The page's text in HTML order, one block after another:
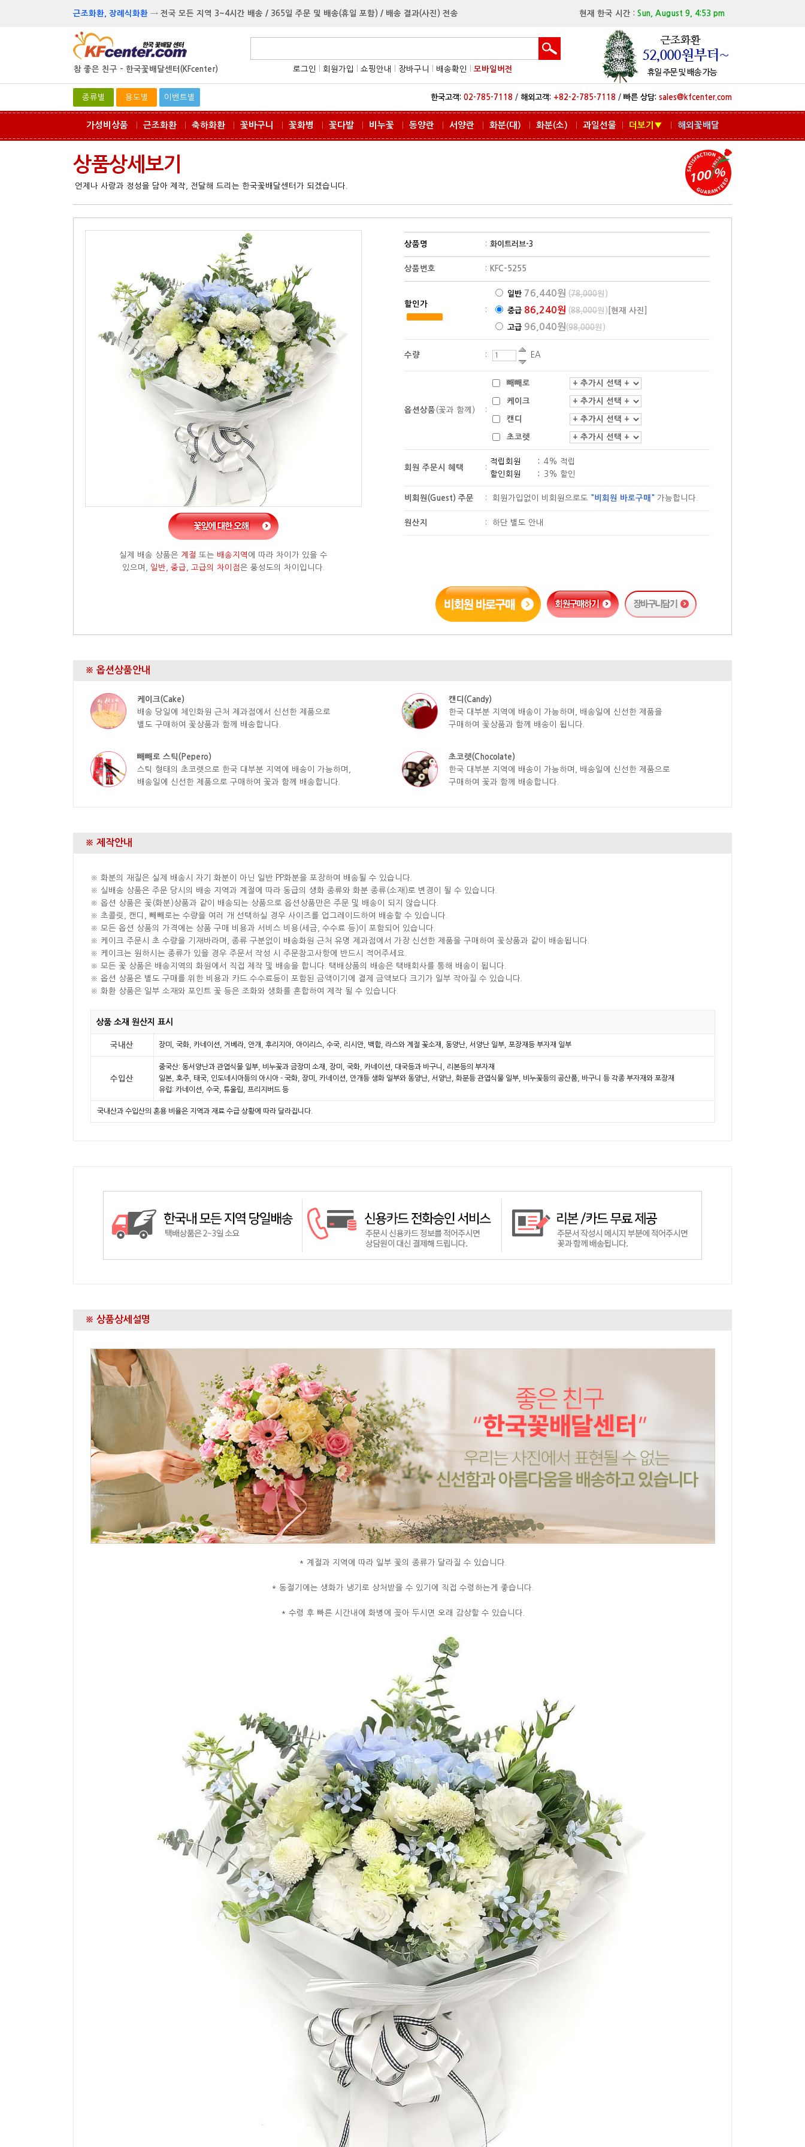
근조화환, 장례식화환 → 전국 모든 지역 3~4시간 배송 / 365일 주문 및 배송(휴일 포함) / 배송 결과(사진) 전송 현재 한국 시간 : Sun, August 9, 4:53 pm
참 좋은 친구 - 한국꽃배달센터(KFcenter) 로그인 회원가입 쇼핑안내 장바구니 배송확인 모바일버전
종류별 용도별 이벤트별 한국고객: 02-785-7118 / 해외고객: +82-2-785-7118 / 빠른 상담: sales@kfcenter.com
가성비상품 근조화환 축하화환 꽃바구니 꽃화병 꽃다발 비누꽃 동양란 서양란 화분(대) 화분(소) 과일선물ㅣ 더보기▼ 해외꽃배달
상품상세보기
언제나 사랑과 정성을 담아 제작, 전달해 드리는 한국꽃배달센터가 되겠습니다.
실제 배송 상품은 계절 또는 배송지역 에 따라 차이가 있을 수
있으며, 일반, 중급, 고급의 차이점은 풍성도의 차이입니다.
상품명 : 화이트러브-3
상품번호 : KFC-5255
할인가
:
일반 76,440원 (78,000원)
중급 86,240원 (88,000원) [현재 사진]
고급 96,040원 (98,000원)
수량 : EA
옵션상품 (꽃과 함께) :
빼빼로
케이크
캔디
초코렛
회원 주문시 혜택 :
적립회원 :
4% 적립
할인회원
: 3% 할인
비회원(Guest) 주문 : 회원가입없이 비회원으로도 "비회원 바로구매" 가능합니다.
원산지 : 하단 별도 안내
※ 옵션상품안내
케이크(Cake)
배송 당일에 체인화원 근처 제과점에서 신선한 제품으로
별도 구매하여 꽃상품과 함께 배송합니다.
캔디(Candy)
한국 대부분 지역에 배송이 가능하며, 배송일에 신선한 제품을
구매하여 꽃상품과 함께 배송이 됩니다.
빼빼로 스틱(Pepero)
스틱 형태의 초코렛으로 한국 대부분 지역에 배송이 가능하며,
배송일에 신선한 제품으로 구매하여 꽃과 함께 배송합니다.
초코렛(Chocolate)
한국 대부분 지역에 배송이 가능하며, 배송일에 신선한 제품으로
구매하여 꽃과 함께 배송합니다.
※ 제작안내
※ 화분의 재질은 실제 배송시 자기 화분이 아닌 일반 PP화분을 포장하여 배송될 수 있습니다.
※ 실배송 상품은 주문 당시의 배송 지역과 계절에 따라 동급의 생화 종류와 화분 종류(소재)로 변경이 될 수 있습니다.
※ 옵션 상품은 꽃(화분)상품과 같이 배송되는 상품으로 옵션상품만은 주문 및 배송이 되지 않습니다.
※ 초콜릿, 캔디, 빼빼로는 수량을 여러 개 선택하실 경우 사이즈를 업그레이드하여 배송할 수 있습니다.
※ 모든 옵션 상품의 가격에는 상품 구매 비용과 서비스 비용(세금, 수수료 등)이 포함되어 있습니다.
※ 케이크 주문시 초 수량을 기재바라며, 종류 구분없이 배송화원 근처 유명 제과점에서 가장 신선한 제품을 구매하여 꽃상품과 같이 배송됩니다.
※ 케이크는 원하시는 종류가 있을 경우 주문서 작성 시 주문참고사항에 반드시 적어주세요.
※ 모든 꽃 상품은 배송지역의 화원에서 직접 제작 및 배송을 합니다. 택배상품의 배송은 택배회사를 통해 배송이 됩니다.
※ 옵션 상품은 별도 구매를 위한 비용과 카드 수수료등이 포함된 금액이기에 결제 금액보다 크기가 일부 작아질 수 있습니다.
※ 화환 상품은 일부 소재와 포인트 꽃 등은 조화와 생화를 혼합하여 제작 될 수 있습니다.
상품 소재 원산지 표시
국내산 장미, 국화, 카네이션, 거베라, 안개, 후리지아, 아이리스, 수국, 리시안, 백합, 라스와 계절 꽃소재, 동양난, 서양난 일부, 포장재등 부자재 일부
수입산
중국산: 동서양난과 관엽식물 일부, 비누꽃과 금장미 소재, 장미, 국화, 카네이션, 대국등과 바구니, 리본등의 부자재
일본, 호주, 태국, 인도네시아등의 아시아 - 국화, 장미, 카네이션, 안개등 생화 일부와 동양난, 서양난, 화분등 관엽식물 일부, 비누꽃등의 공산품, 바구니 등 각종 부자재와 포장재
유럽: 카네이션, 수국, 튜울립, 프리지버드 등
국내산과 수입산의 혼용 비율은 지역과 재료 수급 상황에 따라 달라집니다.
※ 상품상세설명
* 계절과 지역에 따라 일부 꽃의 종류가 달라질 수 있습니다.
* 동절기에는 생화가 냉기로 상처받을 수 있기에 직접 수령하는게 좋습니다.
* 수령 후 빠른 시간내에 화병에 꽂아 두시면 오래 감상할 수 있습니다.